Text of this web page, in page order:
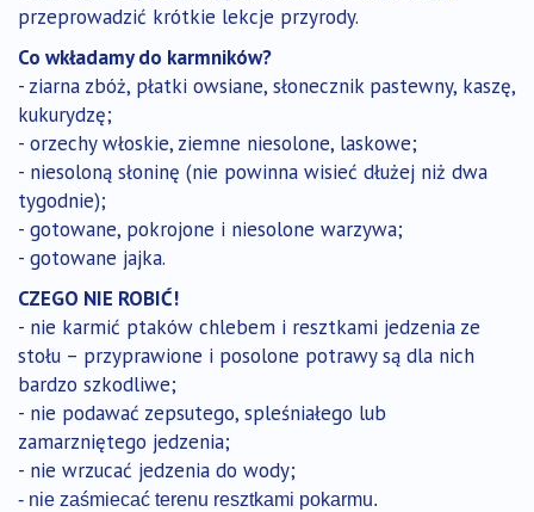
przeprowadzić krótkie lekcje przyrody.
Co wkładamy do karmników?
- ziarna zbóż, płatki owsiane, słonecznik pastewny, kaszę,
kukurydzę;
- orzechy włoskie, ziemne niesolone, laskowe;
- niesoloną słoninę (nie powinna wisieć dłużej niż dwa
tygodnie);
- gotowane, pokrojone i niesolone warzywa;
- gotowane jajka.
CZEGO NIE ROBIĆ!
- nie karmić ptaków chlebem i resztkami jedzenia ze
stołu – przyprawione i posolone potrawy są dla nich
bardzo szkodliwe;
- nie podawać zepsutego, spleśniałego lub
zamarzniętego jedzenia;
- nie wrzucać jedzenia do wody;
- nie zaśmiecać terenu resztkami pokarmu.